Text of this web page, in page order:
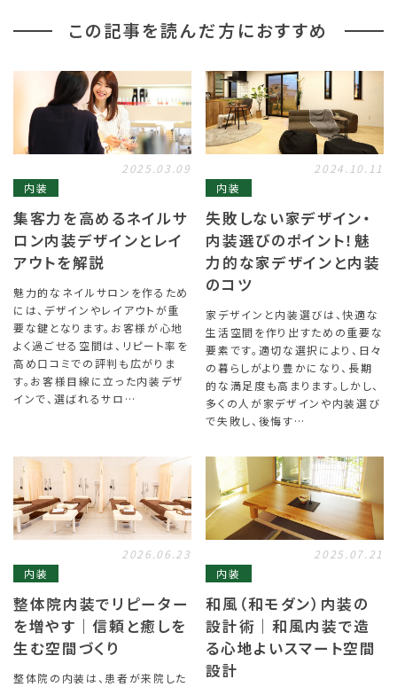
この記事を読んだ方におすすめ
内装
2025.03.09
集客力を高めるネイルサ
ロン内装デザインとレイ
アウトを解説
魅力的なネイルサロンを作るため
には、デザインやレイアウトが重
要な鍵となります。お客様が心地
よく過ごせる空間は、リピート率を
高め口コミでの評判も広がりま
す。お客様目線に立った内装デザ
インで、選ばれるサロ…
内装
2024.10.11
失敗しない家デザイン・
内装選びのポイント！魅
力的な家デザインと内装
のコツ
家デザインと内装選びは、快適な
生活空間を作り出すための重要な
要素です。適切な選択により、日々
の暮らしがより豊かになり、長期
的な満足度も高まります。しかし、
多くの人が家デザインや内装選び
で失敗し、後悔す…
内装
2026.06.23
整体院内装でリピーター
を増やす｜信頼と癒しを
生む空間づくり
整体院の内装は、患者が来院した
内装
2025.07.21
和風（和モダン）内装の
設計術｜和風内装で造
る心地よいスマート空間
設計